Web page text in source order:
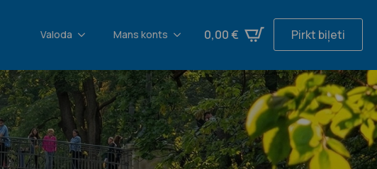
Valoda Mans konts 0,00€ Pirkt biļeti